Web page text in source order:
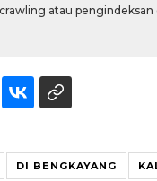
atau
DI BENGKAYANG